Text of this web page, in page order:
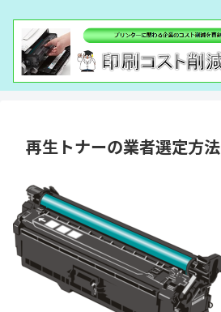
再生トナーの業者選定方法